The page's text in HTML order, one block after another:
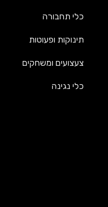
כלי תחבורה
תינוקות ופעוטות
צעצועים ומשחקים
כלי נגינה